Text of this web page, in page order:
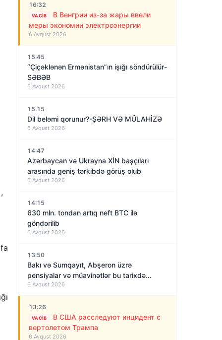
16:32
VACIB
В Венгрии из-за жары ввели
меры экономии электроэнергии
6 Avqust 2026
15:45
“Çiçəklənən Ermənistan”ın işığı söndürülür-
SƏBƏB
6 Avqust 2026
15:15
Dil beləmi qorunur?-ŞƏRH VƏ MÜLAHİZƏ
6 Avqust 2026
14:47
Azərbaycan və Ukrayna XİN başçıları
arasında geniş tərkibdə görüş olub
6 Avqust 2026
14:15
630 mln. tondan artıq neft BTC ilə
göndərilib
6 Avqust 2026
13:50
Bakı və Sumqayıt, Abşeron üzrə
pensiyalar və müavinətlər bu tarixdə
veriləcək
6 Avqust 2026
13:26
VACIB
В США расследуют инцидент с
вертолетом Трампа
6 Avqust 2026